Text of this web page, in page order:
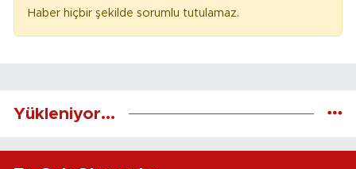
Haber hiçbir şekilde sorumlu tutulamaz.
Yükleniyor...